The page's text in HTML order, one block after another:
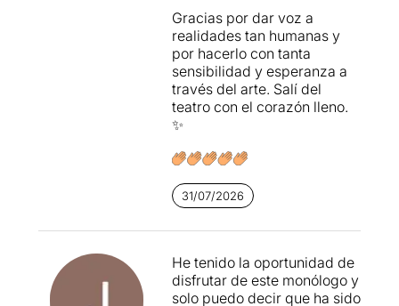
Gracias por dar voz a
realidades tan humanas y
por hacerlo con tanta
sensibilidad y esperanza a
través del arte. Salí del
teatro con el corazón lleno.
✨
31/07/2026
He tenido la oportunidad de
disfrutar de este monólogo y
solo puedo decir que ha sido